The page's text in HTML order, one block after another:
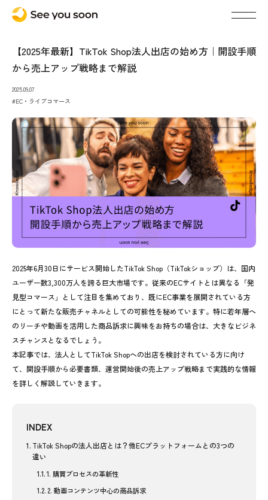
【2025年最新】TikTok Shop法人出店の始め方｜開設手順
から売上アップ戦略まで解説
2025.09.07
#EC・ライブコマース
2025年6月30日にサービス開始したTikTok Shop（TikTokショップ）は、国内
ユーザー数3,300万人を誇る巨大市場です。従来のECサイトとは異なる「発
見型コマース」として注目を集めており、既にEC事業を展開されている方
にとって新たな販売チャネルとしての可能性を秘めています。特に若年層へ
のリーチや動画を活用した商品訴求に興味をお持ちの場合は、大きなビジネ
スチャンスとなるでしょう。
本記事では、法人としてTikTok Shopへの出店を検討されている方に向け
て、開設手順から必要書類、運営開始後の売上アップ戦略まで実践的な情報
を詳しく解説していきます。
INDEX
TikTok Shopの法人出店とは？他ECプラットフォームとの3つの
違い
1. 購買プロセスの革新性
2. 動画コンテンツ中心の商品訴求